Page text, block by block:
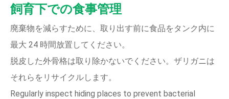
飼育下での食事管理
廃棄物を減らすために、取り出す前に食品をタンク内に
最大 24 時間放置してください。
脱皮した外骨格は取り除かないでください。ザリガニは
それらをリサイクルします。
Regularly inspect hiding places to prevent bacterial